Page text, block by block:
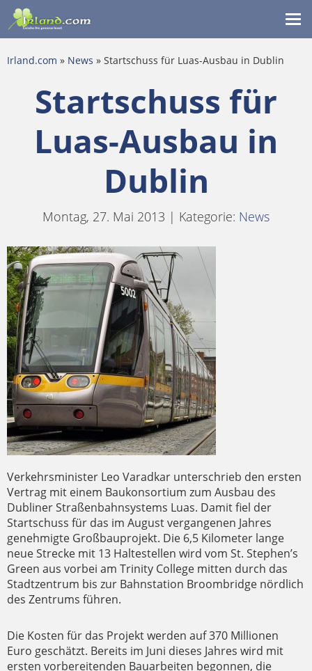
Irland.com » News » Startschuss für Luas-Ausbau in Dublin
Startschuss für
Luas-Ausbau in
Dublin
Montag, 27. Mai 2013 | Kategorie: News
Verkehrsminister Leo Varadkar unterschrieb den ersten
Vertrag mit einem Baukonsortium zum Ausbau des
Dubliner Straßenbahnsystems Luas. Damit fiel der
Startschuss für das im August vergangenen Jahres
genehmigte Großbauprojekt. Die 6,5 Kilometer lange
neue Strecke mit 13 Haltestellen wird vom St. Stephen’s
Green aus vorbei am Trinity College mitten durch das
Stadtzentrum bis zur Bahnstation Broombridge nördlich
des Zentrums führen.
Die Kosten für das Projekt werden auf 370 Millionen
Euro geschätzt. Bereits im Juni dieses Jahres wird mit
ersten vorbereitenden Bauarbeiten begonnen, die